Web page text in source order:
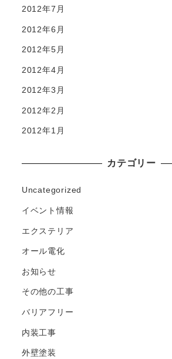
2012年7月
2012年6月
2012年5月
2012年4月
2012年3月
2012年2月
2012年1月
カテゴリー
Uncategorized
イベント情報
エクステリア
オール電化
お知らせ
その他の工事
バリアフリー
内装工事
外壁塗装